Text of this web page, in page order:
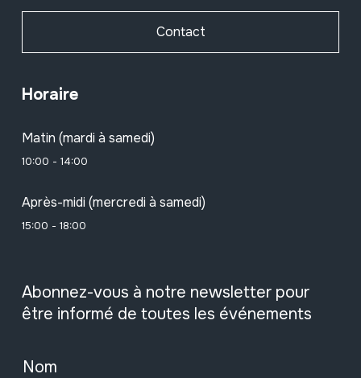
Contact
Horaire
Matin (mardi à samedi)
10:00 - 14:00
Après-midi (mercredi à samedi)
15:00 - 18:00
Abonnez-vous à notre newsletter pour
être informé de toutes les événements
Nom